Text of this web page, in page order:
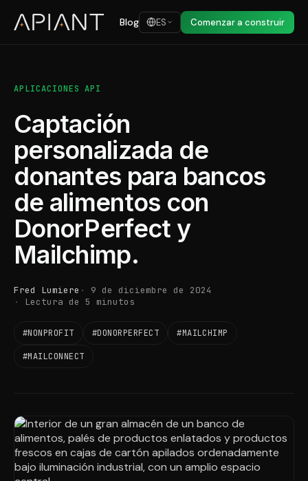
Blog ES Comenzar a construir
APLICACIONES API
Captación
personalizada de
donantes para bancos
de alimentos con
DonorPerfect y
Mailchimp.
Fred Lumiere
9 de diciembre de 2024
Lectura de 5 minutos
#NONPROFIT #DONORPERFECT #MAILCHIMP
#MAILCONNECT